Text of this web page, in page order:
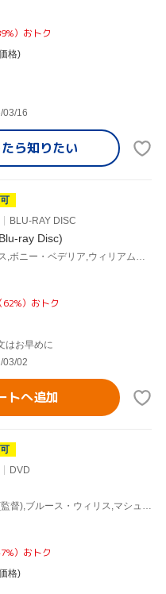
）おトク
格)
03/16
ら知りたい
BLU-RAY DISC
ray Disc)
ブルース・ウィリス,ボニー・ベデリア,ウィリアム・アザートン,レニー・ハーリン(監督),マイケル・カーメン(音楽)
）おトク
はお早めに
03/02
トへ追加
DVD
ジョナサン・リン(監督),ブルース・ウィリス,マシュー・ペリー
）おトク
格)